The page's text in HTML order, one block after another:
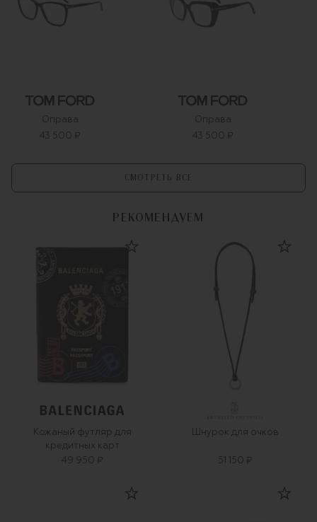
Оправа
43 500 ₽
Оправа
43 500 ₽
СМОТРЕТЬ ВСЕ
РЕКОМЕНДУЕМ
Кожаный футляр для
кредитных карт
49 950 ₽
Шнурок для очков
51 150 ₽